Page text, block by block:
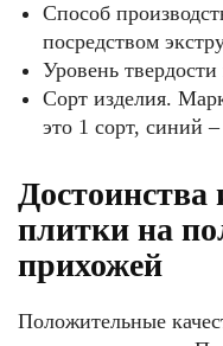
Способ
посредством
Уровень
Сорт изделия.
это 1 сорт, синий
Достоинства
плитки на
прихожей
Положительные